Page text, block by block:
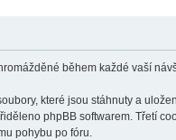
během každé vaší
které jsou stáhnuty a
phpBB softwarem. Třetí
pohybu po fóru.